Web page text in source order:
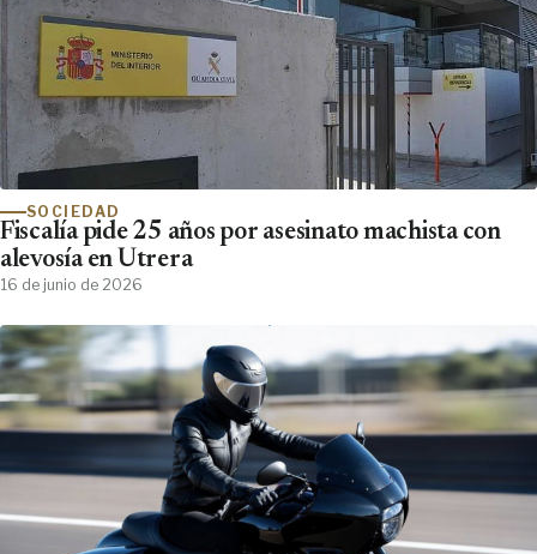
SOCIEDAD
Fiscalía pide 25 años por asesinato machista con
alevosía en Utrera
16 de junio de 2026